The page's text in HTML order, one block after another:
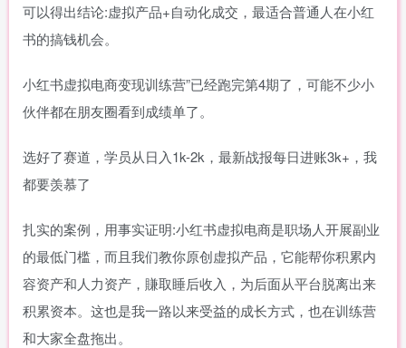
可以得出结论:虚拟产品+自动化成交，最适合普通人在小红
书的搞钱机会。
小红书虚拟电商变现训练营”已经跑完第4期了，可能不少小
伙伴都在朋友圈看到成绩单了。
选好了赛道，学员从日入1k-2k，最新战报每日进账3k+，我
都要羡慕了
扎实的案例，用事实证明:小红书虚拟电商是职场人开展副业
的最低门槛，而且我们教你原创虚拟产品，它能帮你积累内
容资产和人力资产，賺取睡后收入，为后面从平台脱离出来
积累资本。这也是我一路以来受益的成长方式，也在训练营
和大家全盘拖出。